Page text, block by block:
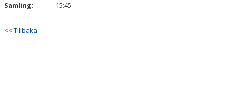
BILDGALLERI
DOKUMENT
Samling:
15:45
<< Tillbaka